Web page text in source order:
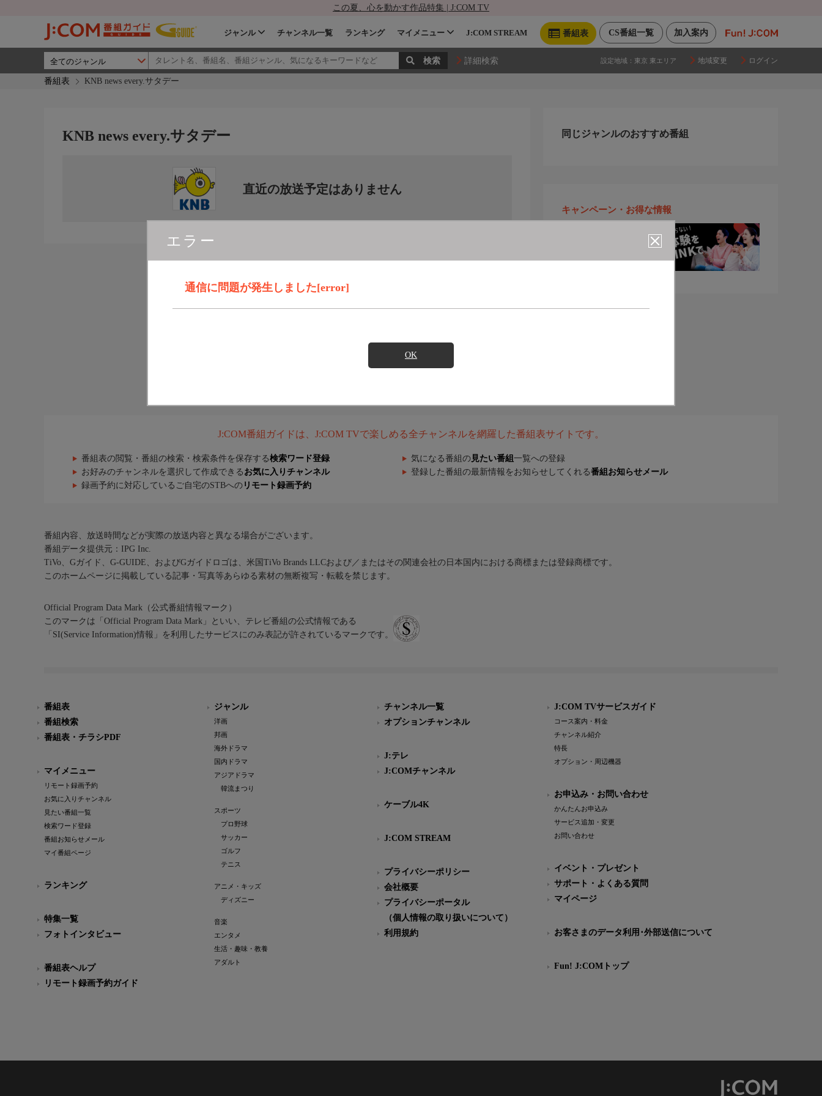
この夏、心を動かす作品特集 | J:COM TV
加入案内
CS番組一覧
番組表
ジャンル チャンネル一覧 ランキング マイメニュー J:COM STREAM
詳細検索 設定地域： 東京 東エリア 地域変更 ログイン
番組表 KNB news every.サタデー
エラー
通信に問題が発生しました[error]
OK
KNB news every.サタデー
直近の放送予定はありません
同じジャンルのおすすめ番組
キャンペーン・お得な情報
J:COM番組ガイドは、J:COM TVで楽しめる全チャンネルを網羅した番組表サイトです。
番組表の閲覧・番組の検索・検索条件を保存する検索ワード登録 気になる番組の 見たい番組 一覧への登録
お好みのチャンネルを選択して作成できる お気に入りチャンネル 登録した番組の最新情報をお知らせしてくれる番組お知らせメール
録画予約に対応しているご自宅のSTBへの リモート録画予約
番組内容、放送時間などが実際の放送内容と異なる場合がございます。
番組データ提供元：IPG Inc.
TiVo、Gガイド、G-GUIDE、およびGガイドロゴは、米国TiVo Brands LLCおよび／またはその関連会社の日本国内における商標または登録商標です。
このホームページに掲載している記事・写真等あらゆる素材の無断複写・転載を禁じます。
Official Program Data Mark（公式番組情報マーク）
このマークは「Official Program Data Mark」といい、テレビ番組の公式情報である
「SI(Service Information)情報」を利用したサービスにのみ表記が許されているマークです。
番組表
番組検索
番組表・チラシPDF
マイメニュー
リモート録画予約
お気に入りチャンネル
見たい番組一覧
検索ワード登録
番組お知らせメール
マイ番組ページ
ランキング
特集一覧
フォトインタビュー
番組表ヘルプ
リモート録画予約ガイド
ジャンル
洋画
邦画
海外ドラマ
国内ドラマ
アジアドラマ
韓流まつり
スポーツ
プロ野球
サッカー
ゴルフ
テニス
アニメ・キッズ
ディズニー
音楽
エンタメ
生活・趣味・教養
アダルト
チャンネル一覧
オプションチャンネル
J:テレ
J:COMチャンネル
ケーブル4K
J:COM STREAM
プライバシーポリシー
会社概要
プライバシーポータル
（個人情報の取り扱いについて）
利用規約
J:COM TVサービスガイド
コース案内・料金
チャンネル紹介
特長
オプション・周辺機器
お申込み・お問い合わせ
かんたんお申込み
サービス追加・変更
お問い合わせ
イベント・プレゼント
サポート・よくある質問
マイページ
お客さまのデータ利用･外部送信について
Fun! J:COMトップ